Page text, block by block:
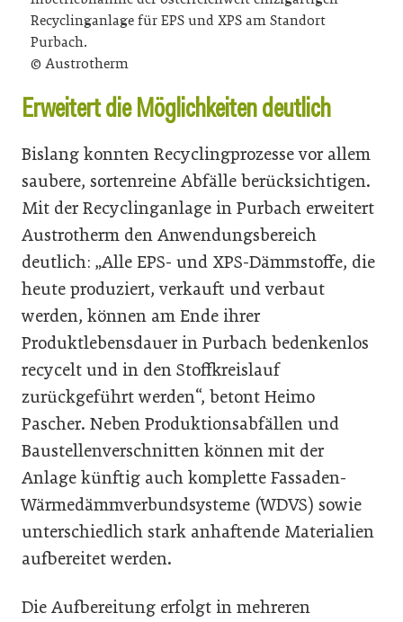
Recyclinganlage für EPS und XPS am Standort
Purbach.
© Austrotherm
Erweitert die Möglichkeiten deutlich
Bislang konnten Recyclingprozesse vor allem
saubere, sortenreine Abfälle berücksichtigen.
Mit der Recyclinganlage in Purbach erweitert
Austrotherm den Anwendungsbereich
deutlich: „Alle EPS- und XPS-Dämmstoffe, die
heute produziert, verkauft und verbaut
werden, können am Ende ihrer
Produktlebensdauer in Purbach bedenkenlos
recycelt und in den Stoffkreislauf
zurückgeführt werden“, betont Heimo
Pascher. Neben Produktionsabfällen und
Baustellenverschnitten können mit der
Anlage künftig auch komplette Fassaden-
Wärmedämmverbundsysteme (WDVS) sowie
unterschiedlich stark anhaftende Materialien
aufbereitet werden.
Die Aufbereitung erfolgt in mehreren